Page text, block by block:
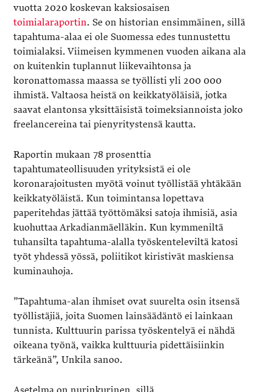
vuotta 2020 koskevan kaksiosaisen
toimialaraportin. Se on historian ensimmäinen, sillä
tapahtuma-alaa ei ole Suomessa edes tunnustettu
toimialaksi. Viimeisen kymmenen vuoden aikana ala
on kuitenkin tuplannut liikevaihtonsa ja
koronattomassa maassa se työllisti yli 200 000
ihmistä. Valtaosa heistä on keikkatyöläisiä, jotka
saavat elantonsa yksittäisistä toimeksiannoista joko
freelancereina tai pienyritystensä kautta.
Raportin mukaan 78 prosenttia
tapahtumateollisuuden yrityksistä ei ole
koronarajoitusten myötä voinut työllistää yhtäkään
keikkatyöläistä. Kun toimintansa lopettava
paperitehdas jättää työttömäksi satoja ihmisiä, asia
kuohuttaa Arkadianmäelläkin. Kun kymmeniltä
tuhansilta tapahtuma-alalla työskenteleviltä katosi
työt yhdessä yössä, poliitikot kiristivät maskiensa
kuminauhoja.
”Tapahtuma-alan ihmiset ovat suurelta osin itsensä
työllistäjiä, joita Suomen lainsäädäntö ei lainkaan
tunnista. Kulttuurin parissa työskentelyä ei nähdä
oikeana työnä, vaikka kulttuuria pidettäisiinkin
tärkeänä”, Unkila sanoo.